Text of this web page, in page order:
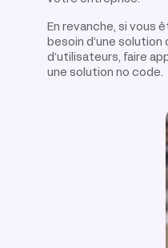
En revanche, si vous
besoin d’une
d’utilisateurs, faire
une solution no code.